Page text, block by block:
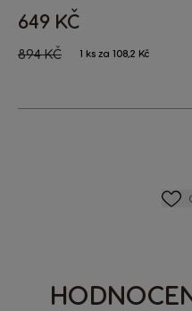
The price depends on the chosen
Regular Price
894 KČ
649 KČ
1 ks za 108,2 Kč